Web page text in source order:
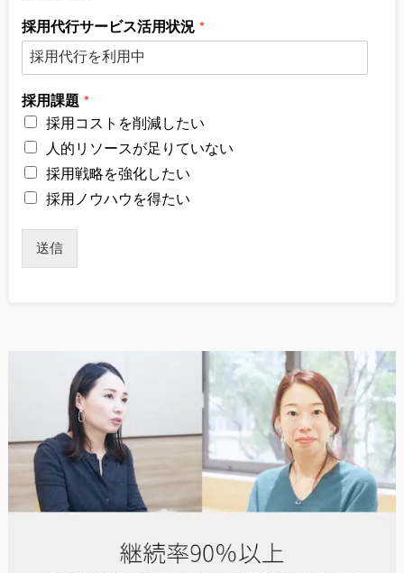
採用代行サービス活用状況 *
採用課題 *
採用コストを削減したい
人的リソースが足りていない
採用戦略を強化したい
採用ノウハウを得たい
送信